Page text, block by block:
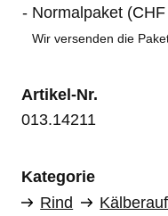
Normalpaket
Wir versenden die
Artikel-Nr.
013.14211
Kategorie
Rind